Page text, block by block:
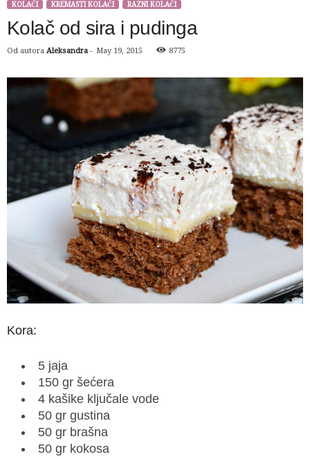
KOLAČI
KREMASTI KOLAČI RAZNI KOLAČI
Kolač od sira i pudinga
Od autora Aleksandra - May 19, 2015 8775
Kora:
5 jaja
150 gr šećera
4 kašike ključale vode
50 gr gustina
50 gr brašna
50 gr kokosa